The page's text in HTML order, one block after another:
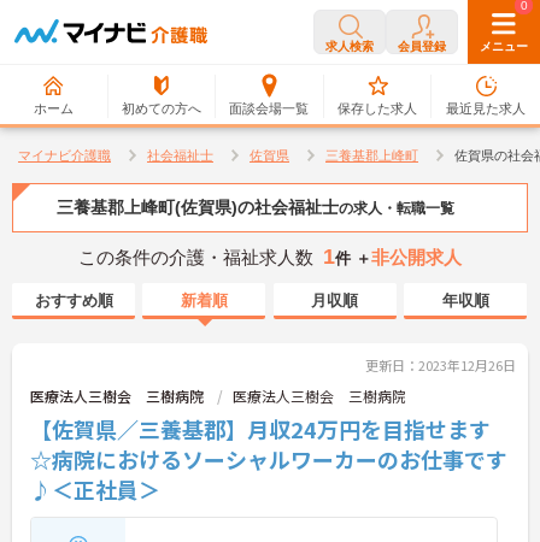
求人検索 会員登録 メニュー
ホーム 初めての方へ 面談会場一覧
0
保存した求人
0
最近見た求人
マイナビ介護職 社会福祉士 佐賀県 三養基郡上峰町 佐賀県の社会
三養基郡上峰町(佐賀県)の社会福祉士の求人・転職一覧
この条件の介護・福祉求人数 1件 ＋非公開求人
おすすめ順 新着順 月収順 年収順
更新日：2023年12月26日
医療法人三樹会 三樹病院 医療法人三樹会 三樹病院
【佐賀県／三養基郡】月収24万円を目指せます
☆病院におけるソーシャルワーカーのお仕事です
♪＜正社員＞